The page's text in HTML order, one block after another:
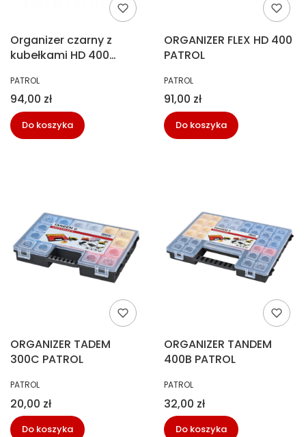
Organizer czarny z
kubełkami HD 400
ORGHD400CZAPG001
PRODUCENT
PATROL
Cena
94,00 zł
Do koszyka
ORGANIZER FLEX HD 400
PATROL
PRODUCENT
PATROL
Cena
91,00 zł
Do koszyka
ORGANIZER TADEM
300C PATROL
PRODUCENT
PATROL
Cena
20,00 zł
Do koszyka
ORGANIZER TANDEM
400B PATROL
PRODUCENT
PATROL
Cena
32,00 zł
Do koszyka